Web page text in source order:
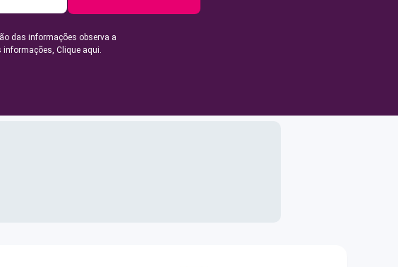
das informações observa a
informações, Clique aqui.